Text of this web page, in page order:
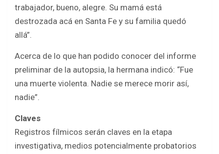
trabajador, bueno, alegre. Su mamá está
destrozada acá en Santa Fe y su familia quedó
allá”.
Acerca de lo que han podido conocer del informe
preliminar de la autopsia, la hermana indicó: “Fue
una muerte violenta. Nadie se merece morir así,
nadie”.
Claves
Registros fílmicos serán claves en la etapa
investigativa, medios potencialmente probatorios